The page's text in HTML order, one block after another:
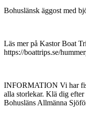
Bohuslänsk äggost med
Läs mer på Kastor Boat
https://boattrips.se/
INFORMATION Vi har
alla storlekar. Klä dig efter
Bohusläns Allmänna